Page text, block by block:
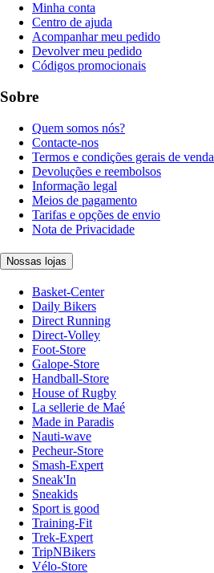
Minha conta
Centro de ajuda
Acompanhar meu pedido
Devolver meu pedido
Códigos promocionais
Sobre
Quem somos nós?
Contacte-nos
Termos e condições gerais de venda
Devoluções e reembolsos
Informação legal
Meios de pagamento
Tarifas e opções de envio
Nota de Privacidade
Nossas lojas
Basket-Center
Daily Bikers
Direct Running
Direct-Volley
Foot-Store
Galope-Store
Handball-Store
House of Rugby
La sellerie de Maé
Made in Paradis
Nauti-wave
Pecheur-Store
Smash-Expert
Sneak'In
Sneakids
Sport is good
Training-Fit
Trek-Expert
TripNBikers
Vélo-Store